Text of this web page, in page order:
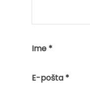
Ime *
E-pošta *